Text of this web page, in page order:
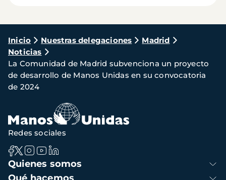
Ruta
de
navegación
Inicio Nuestras delegaciones
Madrid
Noticias
La Comunidad de Madrid subvenciona un proyecto
de desarrollo de Manos Unidas en su convocatoria
de 2024
Navegación
principal
Quienes somos
Redes sociales